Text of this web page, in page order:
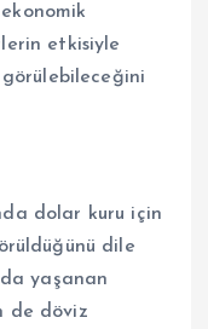
etkisiyle
dolar kuru için
dile
yaşanan
de döviz